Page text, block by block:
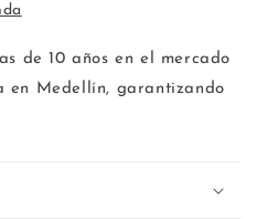
de 10 años en el mercado
en Medellín, garantizando